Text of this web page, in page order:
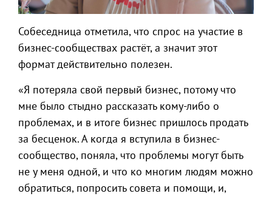
Собеседница отметила, что спрос на участие в
бизнес-сообществах растёт, а значит этот
формат действительно полезен.
«Я потеряла свой первый бизнес, потому что
мне было стыдно рассказать кому-либо о
проблемах, и в итоге бизнес пришлось продать
за бесценок. А когда я вступила в бизнес-
сообщество, поняла, что проблемы могут быть
не у меня одной, и что ко многим людям можно
обратиться, попросить совета и помощи, и,